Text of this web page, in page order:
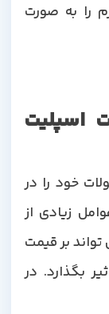
را به صورت
اسپلیت
خود را در
زیادی از
بر قیمت
میتسوبیشی 36000، تاثیر بگذارد. در